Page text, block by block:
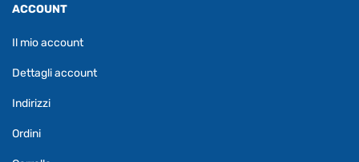
ACCOUNT
Il mio account
Dettagli account
Indirizzi
Ordini